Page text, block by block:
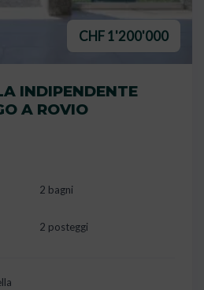
CHF 1'200'000
INDIPENDENTE
A ROVIO
2 bagni
2 posteggi